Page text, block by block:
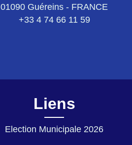
01090 Guéreins - FRANCE
+33 4 74 66 11 59
Liens
Election Municipale 2026